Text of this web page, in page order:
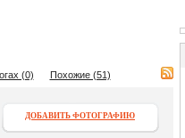
(0) Похожие (51)
ДОБАВИТЬ ФОТОГРАФИЮ